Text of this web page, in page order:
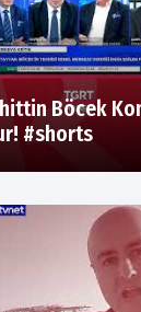
Böcek
#shorts